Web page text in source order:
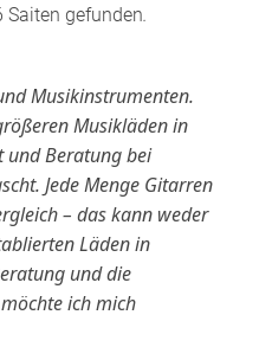
Saiten gefunden.
Musikinstrumenten.
Musikläden in
und Beratung bei
Jede Menge Gitarren
– das kann weder
Läden in
und die
ich mich